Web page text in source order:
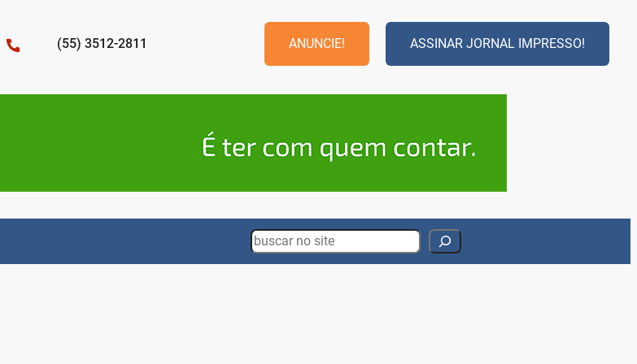
(55) 3512-2811 ANUNCIE! ASSINAR JORNAL IMPRESSO!
Search